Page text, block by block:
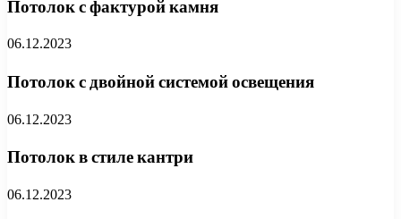
Потолок с фактурой камня
06.12.2023
Потолок с двойной системой освещения
06.12.2023
Потолок в стиле кантри
06.12.2023